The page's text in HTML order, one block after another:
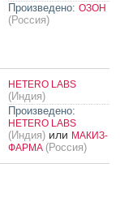
Произведено: ОЗОН
(Россия)
HETERO LABS
(Индия)
Произведено:
HETERO LABS
(Индия) или МАКИЗ-
ФАРМА (Россия)